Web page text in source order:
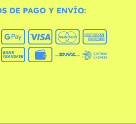
DE PAGO Y ENVÍO: